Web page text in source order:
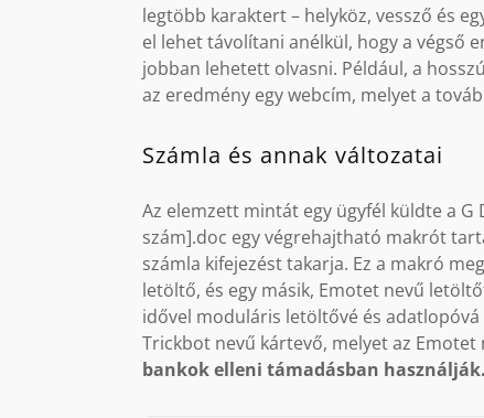
legtöbb karaktert – helyköz, vessző és
el lehet távolítani anélkül, hogy a végső
jobban lehetett olvasni. Például, a
az eredmény egy webcím, melyet a
Számla és annak változatai
Az elemzett mintát egy ügyfél küldte a G
szám].doc egy végrehajtható makrót
számla kifejezést takarja. Ez a makró
letöltő, és egy másik, Emotet nevű
idővel moduláris letöltővé és
Trickbot nevű kártevő, melyet az
bankok elleni támadásban használják.